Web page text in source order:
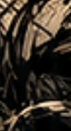
$200 milja